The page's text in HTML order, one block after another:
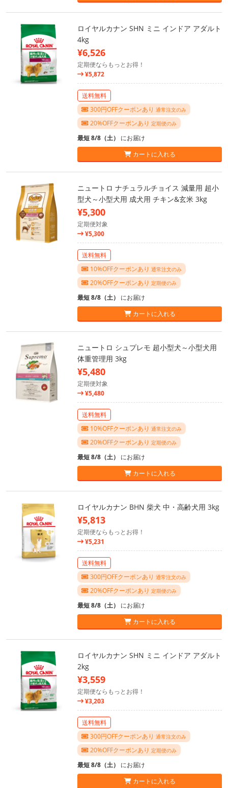
ロイヤルカナン SHN ミニ インドア アダルト
4kg
¥6,526
定期便ならもっとお得！
¥5,872
送料無料
300円OFFクーポンあり 通常注文のみ
20%OFFクーポンあり 定期便のみ
最短 8/8（土） にお届け
カートに入れる
ニュートロ ナチュラルチョイス 減量用 超小
型犬～小型犬用 成犬用 チキン&玄米 3kg
¥5,300
定期便対象
¥5,300
送料無料
10%OFFクーポンあり 通常注文のみ
20%OFFクーポンあり 定期便のみ
最短 8/8（土） にお届け
カートに入れる
ニュートロ シュプレモ 超小型犬～小型犬用
体重管理用 3kg
¥5,480
定期便対象
¥5,480
送料無料
10%OFFクーポンあり 通常注文のみ
20%OFFクーポンあり 定期便のみ
最短 8/8（土） にお届け
カートに入れる
ロイヤルカナン BHN 柴犬 中・高齢犬用 3kg
¥5,813
定期便ならもっとお得！
¥5,231
送料無料
300円OFFクーポンあり 通常注文のみ
20%OFFクーポンあり 定期便のみ
最短 8/8（土） にお届け
カートに入れる
ロイヤルカナン SHN ミニ インドア アダルト
2kg
¥3,559
定期便ならもっとお得！
¥3,203
送料無料
300円OFFクーポンあり 通常注文のみ
20%OFFクーポンあり 定期便のみ
最短 8/8（土） にお届け
カートに入れる